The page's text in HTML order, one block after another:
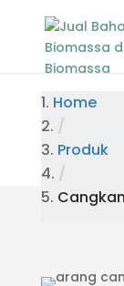
Home
/
Produk
/